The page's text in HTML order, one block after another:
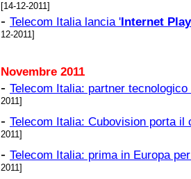
[14-12-2011]
- Telecom Italia lancia 'Internet Play
12-2011]
Novembre 2011
- Telecom Italia: partner tecnologico
2011]
- Telecom Italia: Cubovision porta il
2011]
- Telecom Italia: prima in Europa
2011]